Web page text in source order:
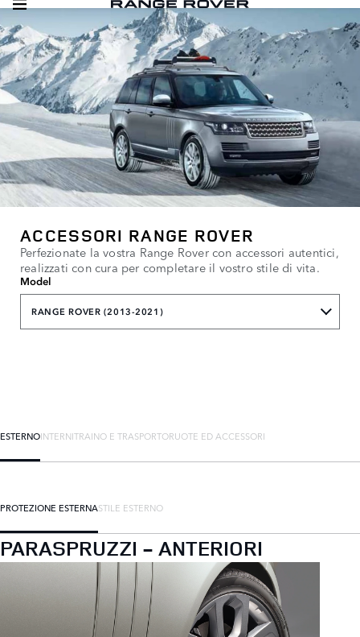
ACCESSORI RANGE ROVER
Perfezionate la vostra Range Rover con accessori autentici,
realizzati con cura per completare il vostro stile di vita.
Model
RANGE ROVER (2013-2021)
ESTERNOINTERNITRAINO E TRASPORTORUOTE ED ACCESSORI
PROTEZIONE ESTERNASTILE ESTERNO
PARASPRUZZI - ANTERIORI